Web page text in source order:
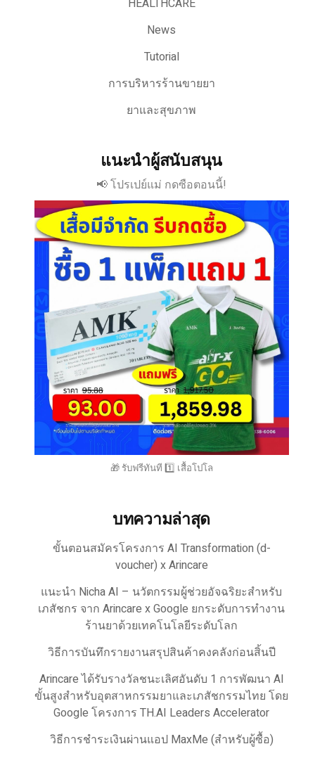
HEALTHCARE
News
Tutorial
การบริหารร้านขายยา
ยาและสุขภาพ
แนะนำผู้สนับสนุน
📢 โปรเปย์แม่ กดซือตอนนี้!
🎁 รับฟรีทันที 1️⃣ เสื้อโปโล
บทความล่าสุด
ขั้นตอนสมัครโครงการ AI Transformation (d-
voucher) x Arincare
แนะนำ Nicha AI – นวัตกรรมผู้ช่วยอัจฉริยะสำหรับ
เภสัชกร จาก Arincare x Google ยกระดับการทำงาน
ร้านยาด้วยเทคโนโลยีระดับโลก
วิธีการบันทึกรายงานสรุปสินค้าคงคลังก่อนสิ้นปี
Arincare ได้รับรางวัลชนะเลิศอันดับ 1 การพัฒนา AI
ขั้นสูงสำหรับอุตสาหกรรมยาและเภสัชกรรมไทย โดย
Google โครงการ TH.AI Leaders Accelerator
วิธีการชำระเงินผ่านแอป MaxMe (สำหรับผู้ซื้อ)